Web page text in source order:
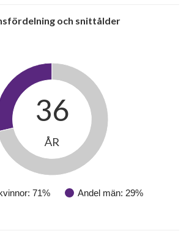
och snittålder
71% Andel män: 29%
36
ÅR